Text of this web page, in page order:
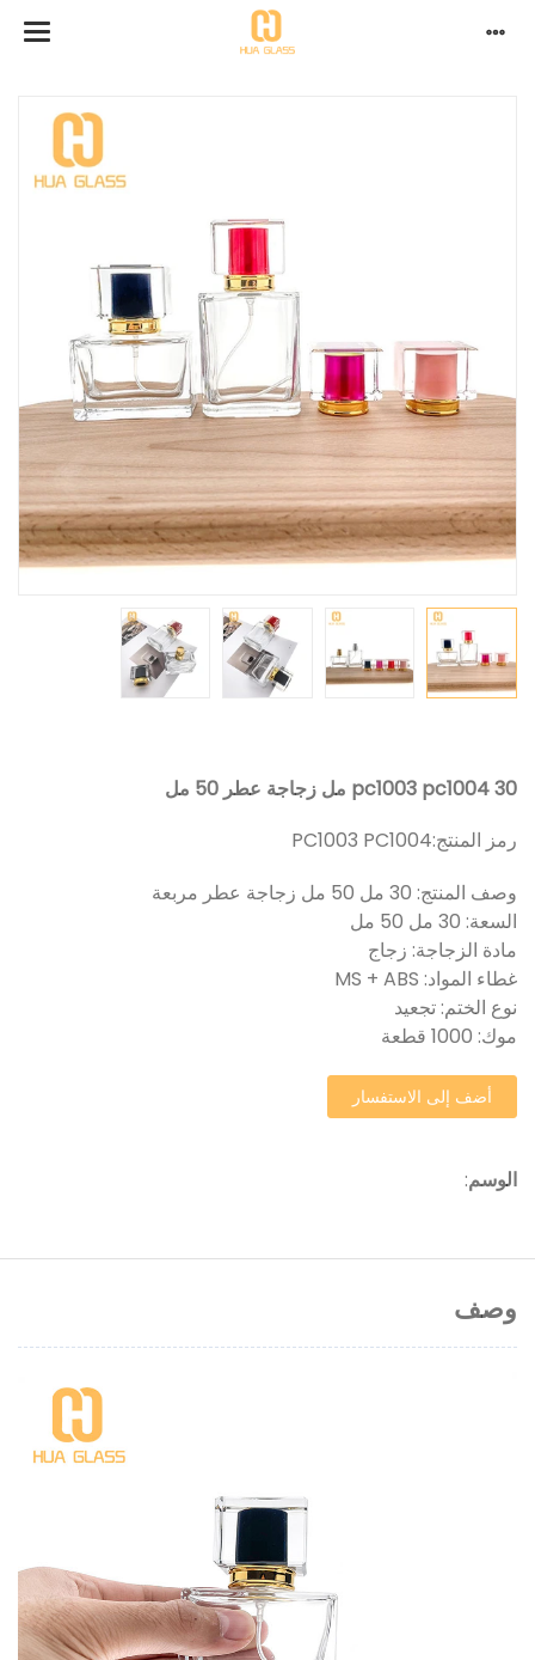
pc1003 pc1004 30 مل زجاجة عطر 50 مل
رمز المنتج:PC1003 PC1004
وصف المنتج: 30 مل 50 مل زجاجة عطر مربعة
السعة: 30 مل 50 مل
مادة الزجاجة: زجاج
غطاء المواد: MS + ABS
نوع الختم: تجعيد
موك: 1000 قطعة
أضف إلى الاستفسار
الوسم:
وصف